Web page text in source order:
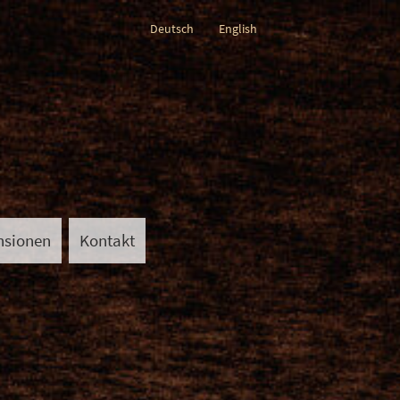
Deutsch English
Kontakt